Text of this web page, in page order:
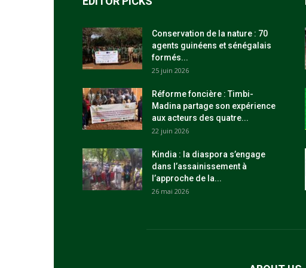
Conservation de la nature : 70
agents guinéens et sénégalais
formés...
25 juin 2026
Réforme foncière : Timbi-
Madina partage son expérience
aux acteurs des quatre...
22 juin 2026
Kindia : la diaspora s’engage
dans l’assainissement à
l’approche de la...
26 mai 2026